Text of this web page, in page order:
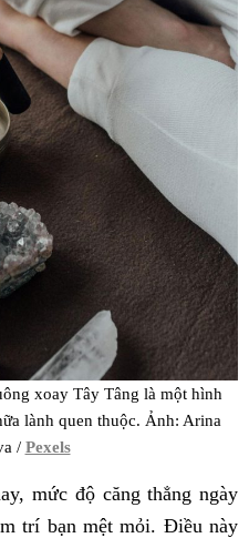
xoay Tây Tâng là một hình
lành quen thuộc. Ảnh: Arina
/ Pexels
mức độ căng thẳng ngày
trí bạn mệt mỏi. Điều này